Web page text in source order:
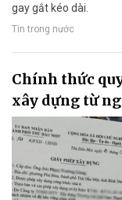
gay gắt kéo dài.
Tin trong nước
Chính thức
xây dựng từ